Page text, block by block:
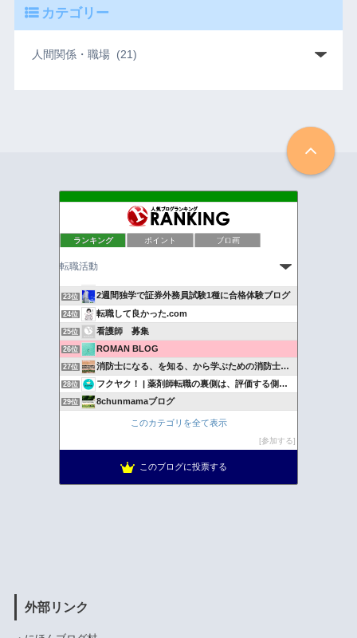
カテゴリー
ランキング ポイント ブロ画
転職ラジオ｜転職に関する情報発信メディア
20位 キャリパス
21位
23位 2週間独学で証券外務員試験1種に合格体験ブログ
24位 転職して良かった.com
25位 看護師 募集
26位 ROMAN BLOG
27位 消防士になる、を知る、から学ぶための消防士ドットコム
28位 フクヤク！ | 薬剤師転職の裏側は、評価する側に聞け。
29位 8chunmamaブログ
Create free
消防LIFE〜消防士の仕事と転職と結婚生活をリアルに語る〜
このカテゴリを全て表示
参加する
このブログに投票する
外部リンク